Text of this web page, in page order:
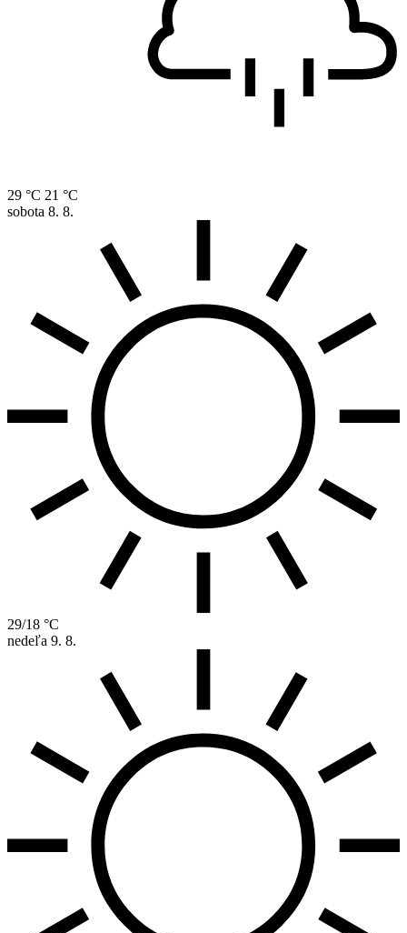
29 °C 21 °C
sobota 8. 8.
29/18 °C
nedeľa 9. 8.